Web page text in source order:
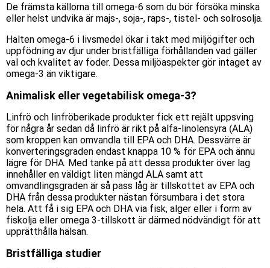
De främsta källorna till omega-6 som du bör försöka minska
eller helst undvika är majs-, soja-, raps-, tistel- och solrosolja.
Halten omega-6 i livsmedel ökar i takt med miljögifter och
uppfödning av djur under bristfälliga förhållanden vad gäller
val och kvalitet av foder. Dessa miljöaspekter gör intaget av
omega-3 än viktigare.
Animalisk eller vegetabilisk omega-3?
Linfrö och linfröberikade produkter fick ett rejält uppsving
för några år sedan då linfrö är rikt på alfa-linolensyra (ALA)
som kroppen kan omvandla till EPA och DHA. Dessvärre är
konverteringsgraden endast knappa 10 % för EPA och ännu
lägre för DHA. Med tanke på att dessa produkter över lag
innehåller en väldigt liten mängd ALA samt att
omvandlingsgraden är så pass låg är tillskottet av EPA och
DHA från dessa produkter nästan försumbara i det stora
hela. Att få i sig EPA och DHA via fisk, alger eller i form av
fiskolja eller omega 3-tillskott är därmed nödvändigt för att
upprätthålla hälsan.
Bristfälliga studier